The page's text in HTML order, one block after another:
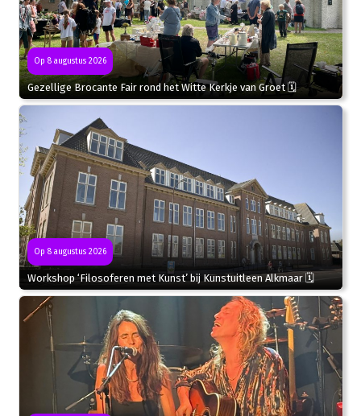
Op 8 augustus 2026
Gezellige Brocante Fair rond het Witte Kerkje van Groet 🗓
Op 8 augustus 2026
Workshop ‘Filosoferen met Kunst’ bij Kunstuitleen Alkmaar 🗓